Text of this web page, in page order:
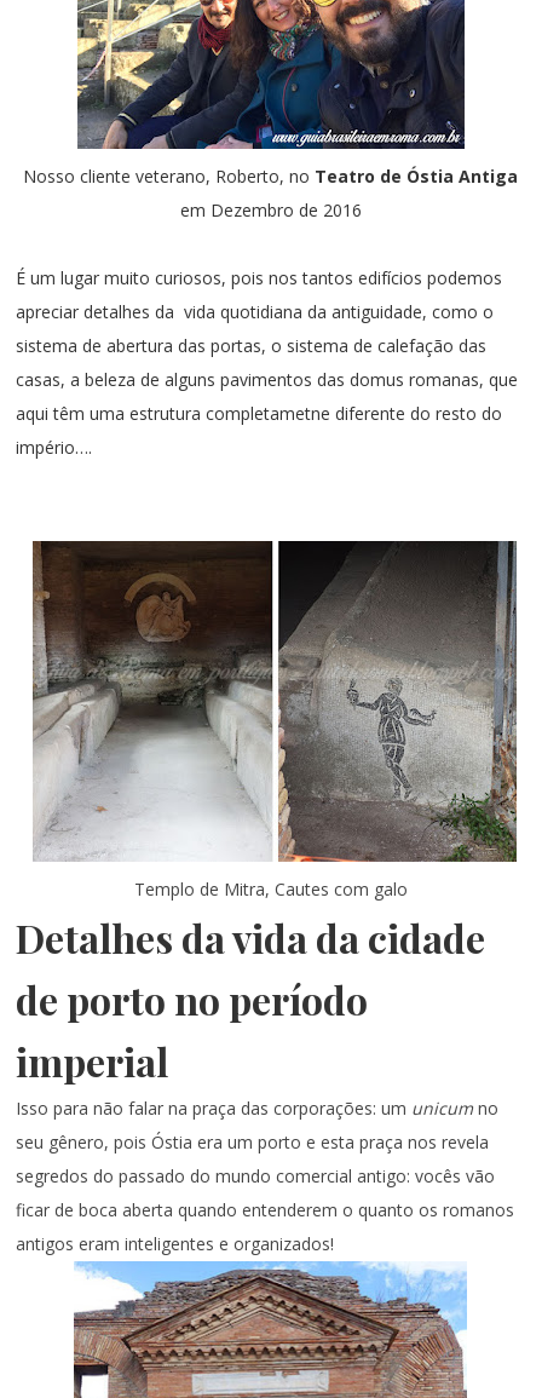
Nosso cliente veterano, Roberto, no Teatro de Óstia Antiga
em Dezembro de 2016
É um lugar muito curiosos, pois nos tantos edifícios podemos
apreciar detalhes da vida quotidiana da antiguidade, como o
sistema de abertura das portas, o sistema de calefação das
casas, a beleza de alguns pavimentos das domus romanas, que
aqui têm uma estrutura completametne diferente do resto do
império….
Templo de Mitra, Cautes com galo
Detalhes da vida da cidade
de porto no período
imperial
Isso para não falar na praça das corporações: um unicumno
seu gênero, pois Óstia era um porto e esta praça nos revela
segredos do passado do mundo comercial antigo: vocês vão
ficar de boca aberta quando entenderem o quanto os romanos
antigos eram inteligentes e organizados!